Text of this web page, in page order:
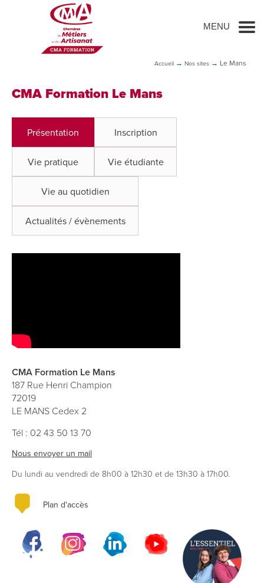
Go to main content
MENU
Accueil → Nos sites → Le Mans
CMA Formation Le Mans
Présentation Inscription
Vie pratique Vie étudiante
Vie au quotidien
Actualités / évènements
CMA Formation Le Mans
187 Rue Henri Champion
72019
LE MANS Cedex 2
Tél : 02 43 50 13 70
Nous envoyer un mail
Du lundi au vendredi de 8h00 à 12h30 et de 13h30 à 17h00.
Plan d'accès